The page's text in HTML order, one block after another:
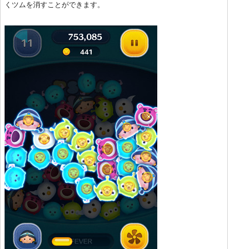
くツムを消すことができます。